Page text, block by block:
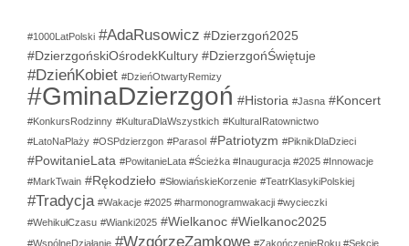
#1000LatPolski #AdaRusowicz #Dzierzgoń2025
#DzierzgońskiOśrodekKultury #DzierzgońŚwiętuje
#DzieńKobiet #DzieńOtwartyRemizy
#GminaDzierzgoń #Historia #Jasna #Koncert
#KonkursRodzinny #KulturaDlaWszystkich #KulturaIRatownictwo
#LatoNaPlaży #OSPdzierzgon #Parasol #Patriotyzm #PiknikDlaDzieci
#PowitanieLata #PowitanieLata #Ścieżka #Inauguracja #2025 #Innowacje
#MarkTwain #Rękodzieło #SłowiańskieKorzenie #TeatrKlasykiPolskiej
#Tradycja #Wakacje #2025 #harmonogramwakacji #wycieczki
#WehikułCzasu #Wianki2025 #Wielkanoc #Wielkanoc2025
#WspólneDziałanie #WzgórzeZamkowe #ZakończenieRoku #Sekcje